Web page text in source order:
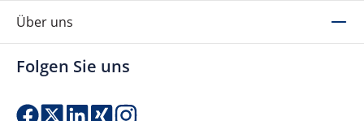
Über uns
Folgen Sie uns